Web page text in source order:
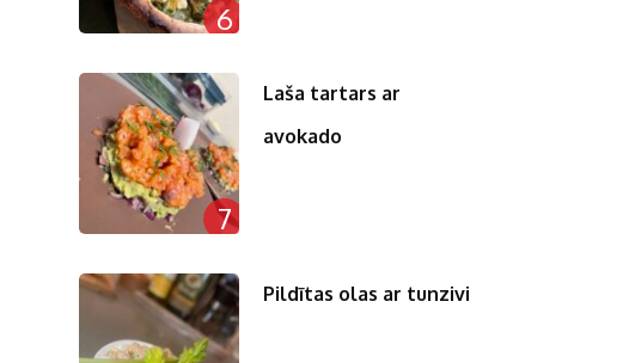
6
7
Laša tartars ar
avokado
Pildītas olas ar tunzivi